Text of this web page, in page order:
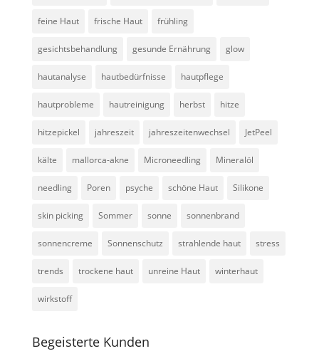
feine Haut frische Haut frühling
gesichtsbehandlung gesunde Ernährung glow
hautanalyse hautbedürfnisse hautpflege
hautprobleme hautreinigung herbst hitze
hitzepickel jahreszeit jahreszeitenwechsel JetPeel
kälte mallorca-akne Microneedling Mineralöl
needling Poren psyche schöne Haut Silikone
skin picking Sommer sonne sonnenbrand
sonnencreme Sonnenschutz strahlende haut stress
trends trockene haut unreine Haut winterhaut
wirkstoff
Begeisterte Kunden